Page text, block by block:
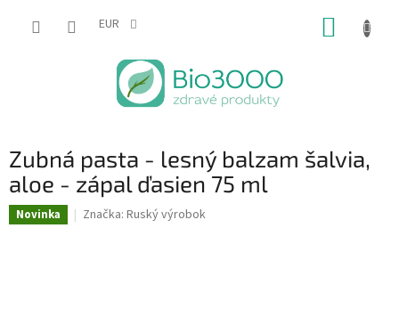
EUR
Zubná pasta - lesný balzam šalvia,
aloe - zápal ďasien 75 ml
Novinka Značka: Ruský výrobok